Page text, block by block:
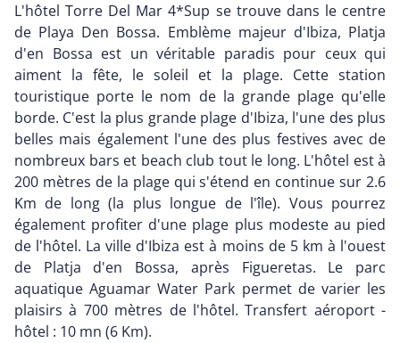
L'hôtel Torre Del Mar 4*Sup se trouve dans le centre
de Playa Den Bossa. Emblème majeur d'Ibiza, Platja
d'en Bossa est un véritable paradis pour ceux qui
aiment la fête, le soleil et la plage. Cette station
touristique porte le nom de la grande plage qu'elle
borde. C'est la plus grande plage d'Ibiza, l'une des plus
belles mais également l'une des plus festives avec de
nombreux bars et beach club tout le long. L'hôtel est à
200 mètres de la plage qui s'étend en continue sur 2.6
Km de long (la plus longue de l'île). Vous pourrez
également profiter d'une plage plus modeste au pied
de l'hôtel. La ville d'Ibiza est à moins de 5 km à l'ouest
de Platja d'en Bossa, après Figueretas. Le parc
aquatique Aguamar Water Park permet de varier les
plaisirs à 700 mètres de l'hôtel. Transfert aéroport -
hôtel : 10 mn (6 Km).